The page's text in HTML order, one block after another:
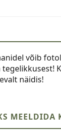
võib
näidis!
MEELDIDA